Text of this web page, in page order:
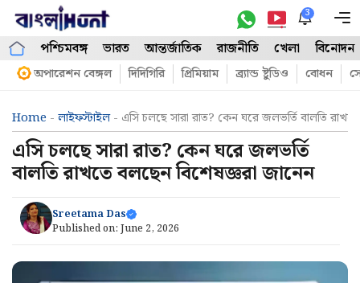
Skip
content
3
পশ্চিমবঙ্গ ভারত আন্তর্জাতিক রাজনীতি খেলা বিনোদন
অপারেশন বেঙ্গল দিদিগিরি প্রিমিয়াম ব্র্যান্ড ষ্টুডিও বোধন
Home - লাইফস্টাইল- এসি চলছে সারা রাত? কেন ঘরে জলভর্তি বালতি
এসি চলছে সারা রাত? কেন ঘরে জলভর্তি
বালতি রাখতে বলছেন বিশেষজ্ঞরা জানেন
Sreetama Das
Published on: June 2, 2026